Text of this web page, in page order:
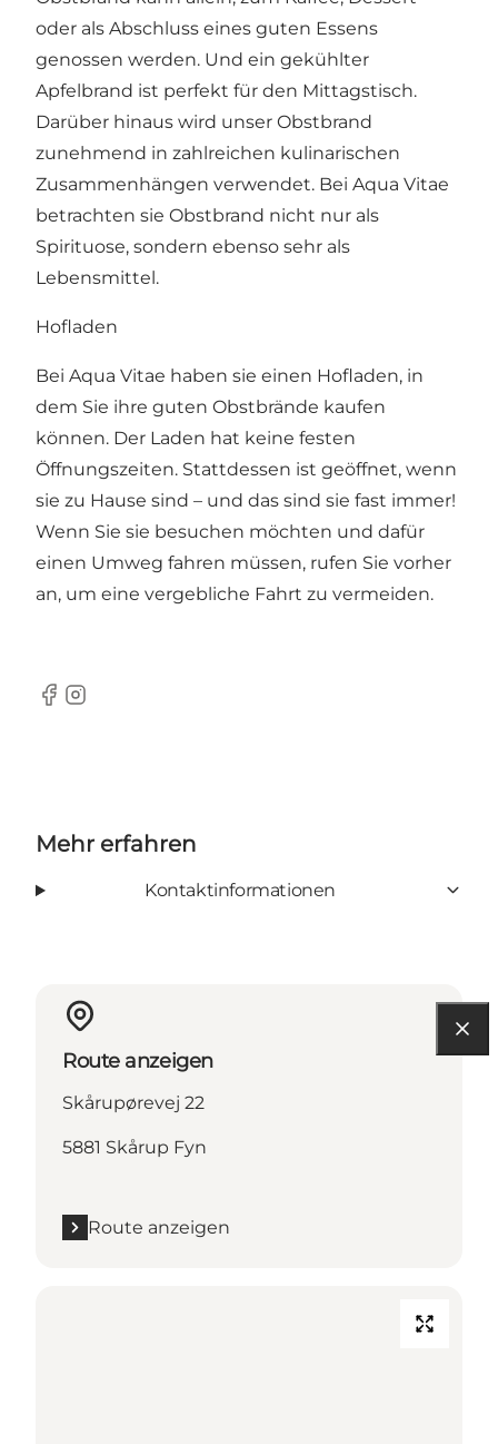
oder als Abschluss eines guten Essens
genossen werden. Und ein gekühlter
Apfelbrand ist perfekt für den Mittagstisch.
Darüber hinaus wird unser Obstbrand
zunehmend in zahlreichen kulinarischen
Zusammenhängen verwendet. Bei Aqua Vitae
betrachten sie Obstbrand nicht nur als
Spirituose, sondern ebenso sehr als
Lebensmittel.
Hofladen
Bei Aqua Vitae haben sie einen Hofladen, in
dem Sie ihre guten Obstbrände kaufen
können. Der Laden hat keine festen
Öffnungszeiten. Stattdessen ist geöffnet, wenn
sie zu Hause sind – und das sind sie fast immer!
Wenn Sie sie besuchen möchten und dafür
einen Umweg fahren müssen, rufen Sie vorher
an, um eine vergebliche Fahrt zu vermeiden.
Facebook
Instagram
Mehr erfahren
Kontaktinformationen
Route anzeigen
Skårupørevej 22
5881 Skårup Fyn
Route anzeigen